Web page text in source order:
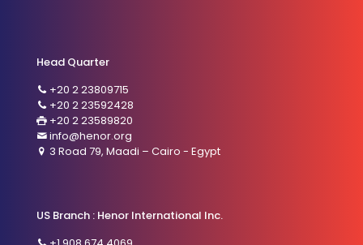
Head Quarter
+20 2 23809715
+20 2 23592428
+20 2 23589820
info@henor.org
3 Road 79, Maadi – Cairo - Egypt
US Branch : Henor International Inc.